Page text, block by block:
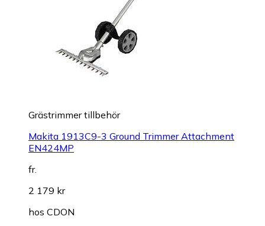
Grästrimmer tillbehör
Makita 1913C9-3 Ground Trimmer Attachment
EN424MP
fr.
2 179 kr
hos CDON